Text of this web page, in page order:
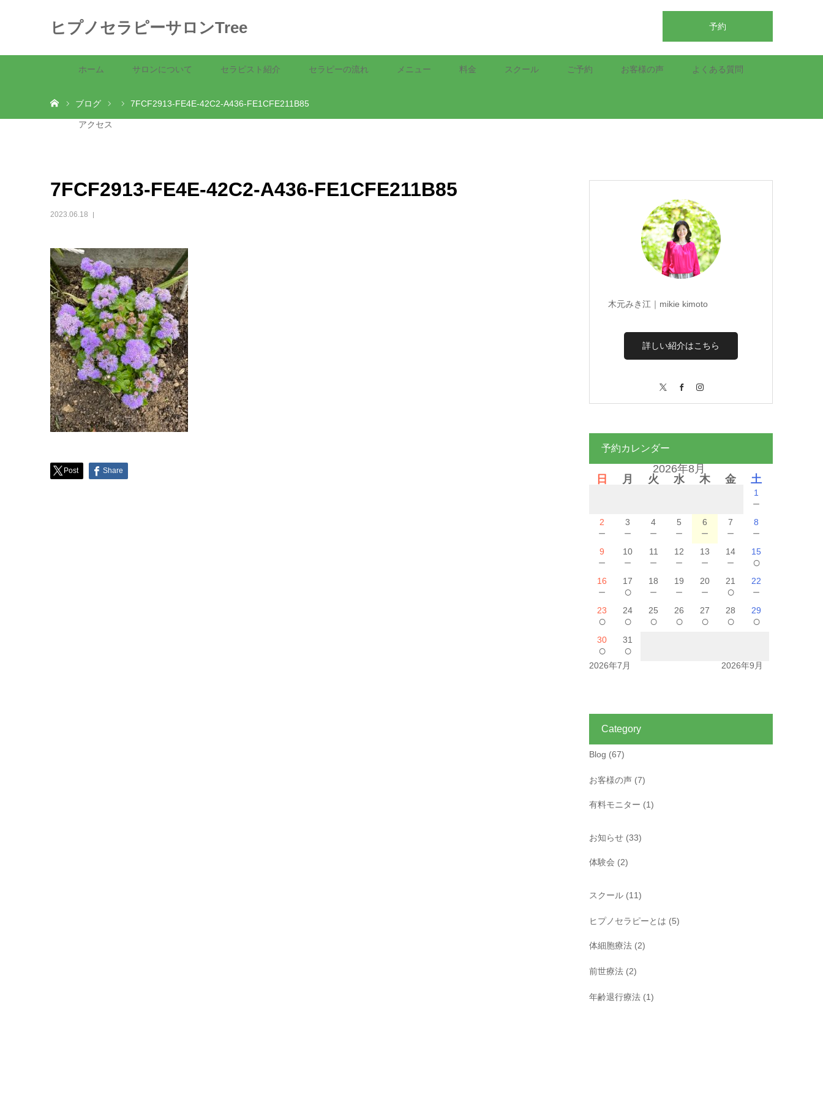
ヒプノセラピーサロンTree 予約
ホーム サロンについて セラピスト紹介 セラピーの流れ メニュー 料金 スクール ご予約 お客様の声 よくある質問
アクセス
ブログ 7FCF2913-FE4E-42C2-A436-FE1CFE211B85
7FCF2913-FE4E-42C2-A436-FE1CFE211B85
2023.06.18
Post Share
木元みき江｜mikie kimoto
詳しい紹介はこちら
予約カレンダー
2026年8月
日
月 火 水 木 金 土
1
－
2
－
3
－
4
－
5
－
6
－
7
－
8
－
9
－
10
－
11
－
12
－
13
－
14
－
15
○
16
－
17
○
18
－
19
－
20
－
21
○
22
－
23
○
24
○
25
○
26
○
27
○
28
○
29
○
30
○
31
○
2026年7月 2026年9月
Category
Blog (67)
お客様の声 (7)
有料モニター (1)
お知らせ (33)
体験会 (2)
スクール (11)
ヒプノセラピーとは (5)
体細胞療法 (2)
前世療法 (2)
年齢退行療法 (1)